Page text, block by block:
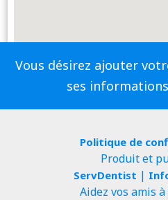
Vous désirez ajouter
ses
Politique de
Produit et
ServDentist |
Aidez vos amis